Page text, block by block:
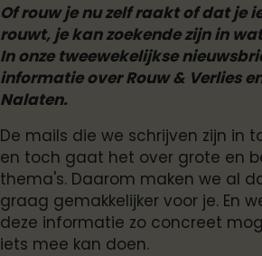
Of rouw je nu zelf raakt of dat je
rouwt, je kan zoekende zijn in
In onze tweewekelijkse
informatie over Rouw & Verlies
Nalaten.
De mails die we schrijven zijn in
en toch gaat het over grote en
thema's. Daarom maken we al
graag gemakkelijker voor je. En
deze informatie zo concreet
iets mee kan doen.